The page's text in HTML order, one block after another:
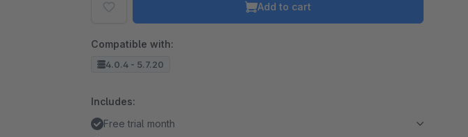
Add to cart
Compatible with:
4.0.4 - 5.7.20
Includes:
Free trial month